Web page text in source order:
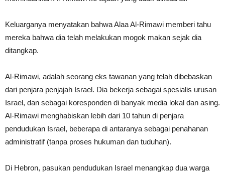
Keluarganya menyatakan bahwa Alaa Al-Rimawi memberi tahu
mereka bahwa dia telah melakukan mogok makan sejak dia
ditangkap.
Al-Rimawi, adalah seorang eks tawanan yang telah dibebaskan
dari penjara penjajah Israel. Dia bekerja sebagai spesialis urusan
Israel, dan sebagai koresponden di banyak media lokal dan asing.
Al-Rimawi menghabiskan lebih dari 10 tahun di penjara
pendudukan Israel, beberapa di antaranya sebagai penahanan
administratif (tanpa proses hukuman dan tuduhan).
Di Hebron, pasukan pendudukan Israel menangkap dua warga